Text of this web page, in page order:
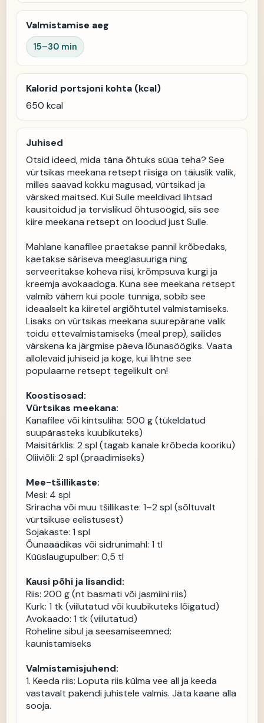
Valmistamise aeg
15–30 min
Kalorid portsjoni kohta (kcal)
650 kcal
Juhised
Otsid ideed, mida täna õhtuks süüa teha? See
vürtsikas meekana retsept riisiga on täiuslik valik,
milles saavad kokku magusad, vürtsikad ja
värsked maitsed. Kui Sulle meeldivad lihtsad
kausitoidud ja tervislikud õhtusöögid, siis see
kiire meekana retsept on loodud just Sulle.
Mahlane kanafilee praetakse pannil krõbedaks,
kaetakse säriseva meeglasuuriga ning
serveeritakse koheva riisi, krõmpsuva kurgi ja
kreemja avokaadoga. Kuna see meekana retsept
valmib vähem kui poole tunniga, sobib see
ideaalselt ka kiiretel argiõhtutel valmistamiseks.
Lisaks on vürtsikas meekana suurepärane valik
toidu ettevalmistamiseks (meal prep), säilides
värskena ka järgmise päeva lõunasöögiks. Vaata
allolevaid juhiseid ja koge, kui lihtne see
populaarne retsept tegelikult on!
Koostisosad:
Vürtsikas meekana:
Kanafilee või kintsuliha: 500 g (tükeldatud
suupärasteks kuubikuteks)
Maisitärklis: 2 spl (tagab kanale krõbeda kooriku)
Oliiviõli: 2 spl (praadimiseks)
Mee-tšillikaste:
Mesi: 4 spl
Sriracha või muu tšillikaste: 1–2 spl (sõltuvalt
vürtsikuse eelistusest)
Sojakaste: 1 spl
Õunaäädikas või sidrunimahl: 1 tl
Küüslaugupulber: 0,5 tl
Kausi põhi ja lisandid:
Riis: 200 g (nt basmati või jasmiini riis)
Kurk: 1 tk (viilutatud või kuubikuteks lõigatud)
Avokaado: 1 tk (viilutatud)
Roheline sibul ja seesamiseemned:
kaunistamiseks
Valmistamisjuhend:
1. Keeda riis: Loputa riis külma vee all ja keeda
vastavalt pakendi juhistele valmis. Jäta kaane alla
sooja.